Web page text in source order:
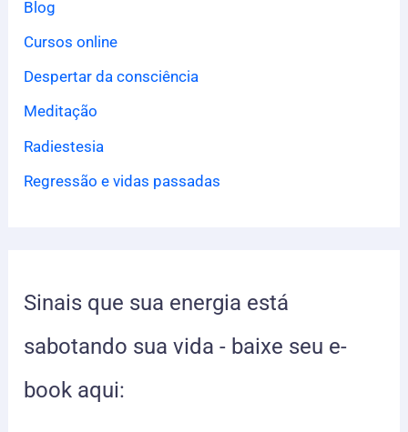
s
a
r
p
o
r
Blog
Cursos online
Despertar da consciência
Meditação
Radiestesia
Regressão e vidas passadas
Sinais que sua energia está
sabotando sua vida - baixe seu e-
book aqui: